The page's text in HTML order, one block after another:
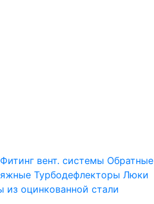
Фитинг вент. системы Обратные
Турбодефлекторы Люки
оцинкованной стали